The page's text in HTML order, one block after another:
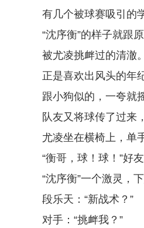
有几个被球赛吸引的
“沈序衡”的样子就跟
被尤凌挑衅过的清澈。
正是喜欢出风头的年
跟小狗似的，一夸就
队友又将球传了过来
尤凌坐在横椅上，单
“衡哥，球！球！”好
“沈序衡”一个激灵，
段乐天：“新战术？”
对手：“挑衅我？”